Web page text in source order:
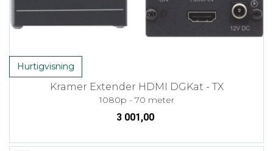
Hurtigvisning
Kramer Extender HDMI DGKat - TX
1080p - 70 meter
3 001,00